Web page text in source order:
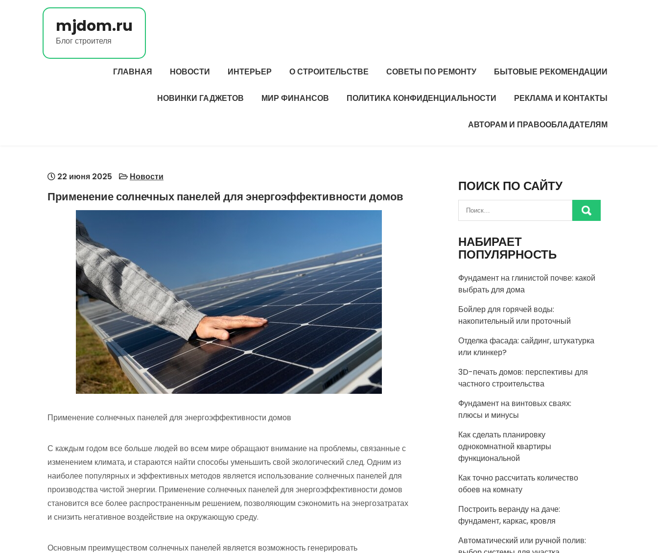
mjdom.ru
Блог строителя
ГЛАВНАЯ НОВОСТИ ИНТЕРЬЕР О СТРОИТЕЛЬСТВЕ СОВЕТЫ ПО РЕМОНТУ БЫТОВЫЕ РЕКОМЕНДАЦИИ
НОВИНКИ ГАДЖЕТОВ МИР ФИНАНСОВ ПОЛИТИКА КОНФИДЕНЦИАЛЬНОСТИ РЕКЛАМА И КОНТАКТЫ
АВТОРАМ И ПРАВООБЛАДАТЕЛЯМ
22 июня 2025 Новости
Применение солнечных панелей для энергоэффективности домов
Применение солнечных панелей для энергоэффективности домов
С каждым годом все больше людей во всем мире обращают внимание на проблемы, связанные с
изменением климата, и стараются найти способы уменьшить свой экологический след. Одним из
наиболее популярных и эффективных методов является использование солнечных панелей для
производства чистой энергии. Применение солнечных панелей для энергоэффективности домов
становится все более распространенным решением, позволяющим сэкономить на энергозатратах
и снизить негативное воздействие на окружающую среду.
Основным преимуществом солнечных панелей является возможность генерировать
ПОИСК ПО САЙТУ
НАБИРАЕТ
ПОПУЛЯРНОСТЬ
Фундамент на глинистой почве: какой
выбрать для дома
Бойлер для горячей воды:
накопительный или проточный
Отделка фасада: сайдинг, штукатурка
или клинкер?
3D-печать домов: перспективы для
частного строительства
Фундамент на винтовых сваях:
плюсы и минусы
Как сделать планировку
однокомнатной квартиры
функциональной
Как точно рассчитать количество
обоев на комнату
Построить веранду на даче:
фундамент, каркас, кровля
Автоматический или ручной полив: